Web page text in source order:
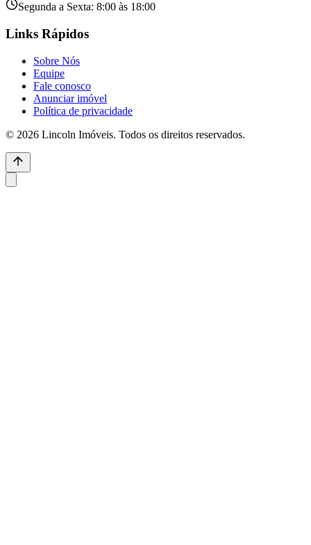
Segunda a Sexta: 8:00 às 18:00
Links Rápidos
Sobre Nós
Equipe
Fale conosco
Anunciar imóvel
Política de privacidade
© 2026 Lincoln Imóveis. Todos os direitos reservados.